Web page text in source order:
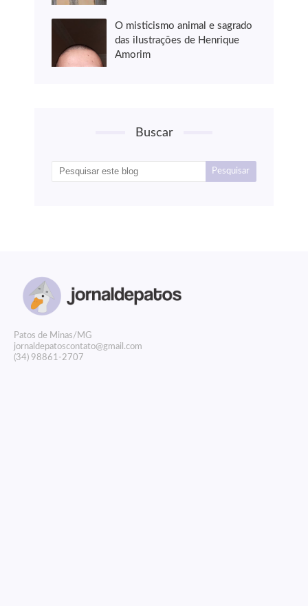
O misticismo animal e sagrado
das ilustrações de Henrique
Amorim
Buscar
Patos de Minas/MG
jornaldepatoscontato@gmail.com
(34) 98861-2707